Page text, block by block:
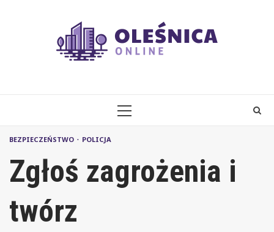
PRIMARY
BEZPIECZEŃSTWO POLICJA
Zgłoś zagrożenia i
twórz